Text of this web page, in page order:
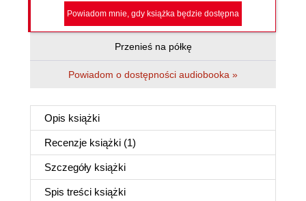
Powiadom mnie, gdy książka będzie dostępna
Przenieś na półkę
Powiadom o dostępności audiobooka »
Opis książki
Recenzje książki (1)
Szczegóły książki
Spis treści książki